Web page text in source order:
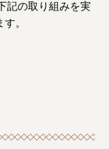
記の取り組みを実
。